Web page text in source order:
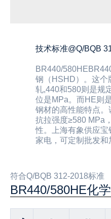
技术标准@Q/BQB
BR440/
钢（HSHD）。这个
轧,440和580则是规
位是MPa。而HE则
钢材的高性能特点。
抗拉强度≥580 MPa
性。上海有象供应
家电，可定制批发和
符合Q/BQB 312-2018标准
BR440/580HE化